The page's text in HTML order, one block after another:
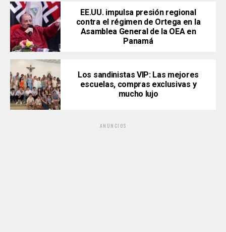
EE.UU. impulsa presión regional
contra el régimen de Ortega en la
Asamblea General de la OEA en
Panamá
Los sandinistas VIP: Las mejores
escuelas, compras exclusivas y
mucho lujo
ANUNCIOS